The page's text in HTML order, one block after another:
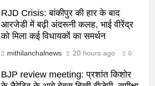
RJD Crisis: बांकीपुर की हार के बाद
आरजेडी में बढ़ी अंदरूनी कलह, भाई वीरेंद्र
को मिला कई विधायकों का समर्थन
mithilanchalnews 20 hours ago 0
BJP review meeting: प्रशांत किशोर